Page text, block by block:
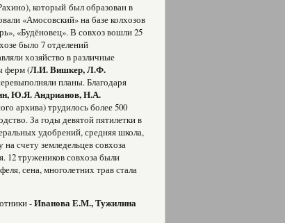
который был образован в
«Амосовский» на базе колхозов
«Будёновец». В совхоз вошли 25
было 7 отделений
хозяйство в различные
ферм (Л.И. Вишкер, Л.Ф.
планы. Благодаря
Ю.Я. Андрианов, Н.А.
архива) трудилось более 500
За годы девятой пятилетки в
удобрений, средняя школа,
счету земледельцев совхоза
12 тружеников совхоза были
сена, многолетних трав стала
-Иванова Е.М., Тужилина